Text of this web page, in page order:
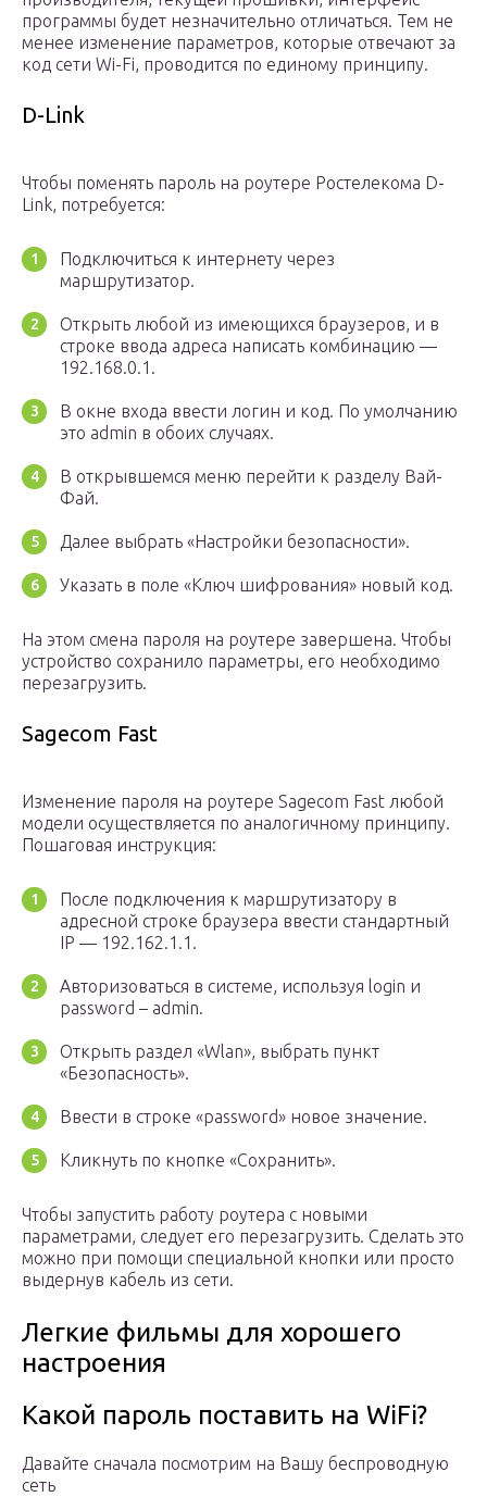
программы будет незначительно отличаться. Тем не
менее изменение параметров, которые отвечают за
код сети Wi-Fi, проводится по единому принципу.
D-Link
Чтобы поменять пароль на роутере Ростелекома D-
Link, потребуется:
Подключиться к интернету через
маршрутизатор.
Открыть любой из имеющихся браузеров, и в
строке ввода адреса написать комбинацию —
192.168.0.1.
В окне входа ввести логин и код. По умолчанию
это admin в обоих случаях.
В открывшемся меню перейти к разделу Вай-
Фай.
Далее выбрать «Настройки безопасности».
Указать в поле «Ключ шифрования» новый код.
На этом смена пароля на роутере завершена. Чтобы
устройство сохранило параметры, его необходимо
перезагрузить.
Sagecom Fast
Изменение пароля на роутере Sagecom Fast любой
модели осуществляется по аналогичному принципу.
Пошаговая инструкция:
После подключения к маршрутизатору в
адресной строке браузера ввести стандартный
IP — 192.162.1.1.
Авторизоваться в системе, используя login и
password – admin.
Открыть раздел «Wlan», выбрать пункт
«Безопасность».
Ввести в строке «password» новое значение.
Кликнуть по кнопке «Сохранить».
Чтобы запустить работу роутера с новыми
параметрами, следует его перезагрузить. Сделать это
можно при помощи специальной кнопки или просто
выдернув кабель из сети.
Легкие фильмы для хорошего
настроения
Какой пароль поставить на WiFi?
Давайте сначала посмотрим на Вашу беспроводную
сеть